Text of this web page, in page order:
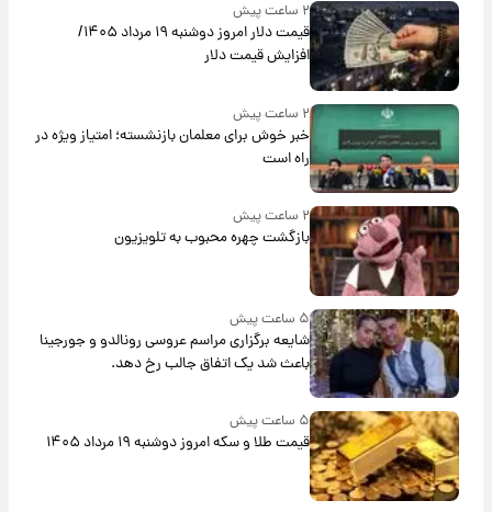
۲ ساعت پیش
قیمت دلار امروز دوشنبه ۱۹ مرداد ۱۴۰۵/
افزایش قیمت دلار
۲ ساعت پیش
خبر خوش برای معلمان بازنشسته؛ امتیاز ویژه در
راه است
۲ ساعت پیش
بازگشت چهره محبوب به تلویزیون
۵ ساعت پیش
شایعه برگزاری مراسم عروسی رونالدو و جورجینا
باعث شد یک اتفاق جالب رخ دهد.
۵ ساعت پیش
قیمت طلا و سکه امروز دوشنبه ۱۹ مرداد ۱۴۰۵